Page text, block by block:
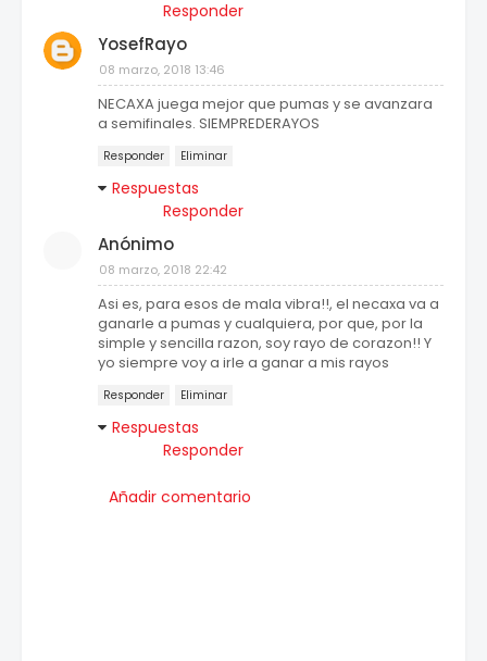
Responder
YosefRayo
08 marzo, 2018 13:46
NECAXA juega mejor que pumas y se avanzara
a semifinales. SIEMPREDERAYOS
Responder Eliminar
Respuestas
Responder
Anónimo
08 marzo, 2018 22:42
Asi es, para esos de mala vibra!!, el necaxa va a
ganarle a pumas y cualquiera, por que, por la
simple y sencilla razon, soy rayo de corazon!! Y
yo siempre voy a irle a ganar a mis rayos
Responder Eliminar
Respuestas
Responder
Añadir comentario